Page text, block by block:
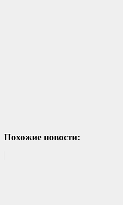
Похожие новости: